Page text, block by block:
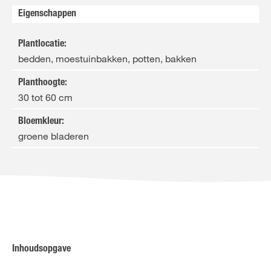
Eigenschappen
Plantlocatie:
bedden, moestuinbakken, potten, bakken
Planthoogte:
30 tot 60 cm
Bloemkleur:
groene bladeren
Inhoudsopgave